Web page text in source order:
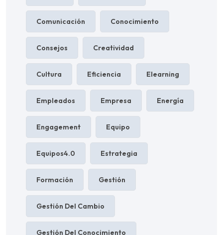
Comunicación Conocimiento
Consejos Creatividad
Cultura Eficiencia Elearning
Empleados Empresa Energía
Engagement Equipo
Equipos4.0 Estrategia
Formación Gestión
Gestión Del Cambio
Gestión Del Conocimiento